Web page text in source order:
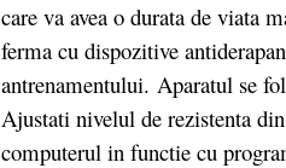
care va avea o durata de viata
ferma cu dispozitive
antrenamentului. Aparatul se
Ajustati nivelul de rezistenta
computerul in functie cu